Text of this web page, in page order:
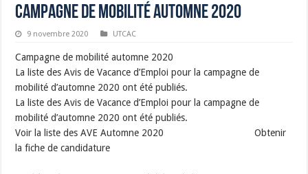
Campagne de mobilité automne 2020
9 novembre 2020 UTCAC
Campagne de mobilité automne 2020
La liste des Avis de Vacance d’Emploi pour la campagne de
mobilité d’automne 2020 ont été publiés.
La liste des Avis de Vacance d’Emploi pour la campagne de
mobilité d’automne 2020 ont été publiés.
Voir la liste des AVE Automne 2020 Obtenir
la fiche de candidature